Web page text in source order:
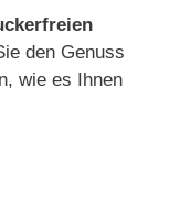
den Genuss
wie es Ihnen